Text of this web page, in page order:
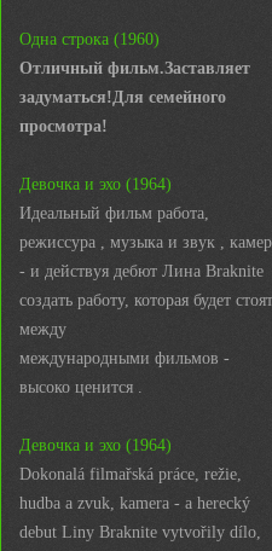
Одна строка (1960)
Отличный фильм.Заставляет
задуматься!Для семейного
просмотра!
Девочка и эхо (1964)
Идеальный фильм работа,
режиссура , музыка и звук ,
- и действуя дебют Лина Braknite
создать работу, которая будет
между
международными фильмов -
высоко ценится .
Девочка и эхо (1964)
Dokonalá filmařská práce, režie,
hudba a zvuk, kamera - a herecký
debut Liny Braknite vytvořily dílo,